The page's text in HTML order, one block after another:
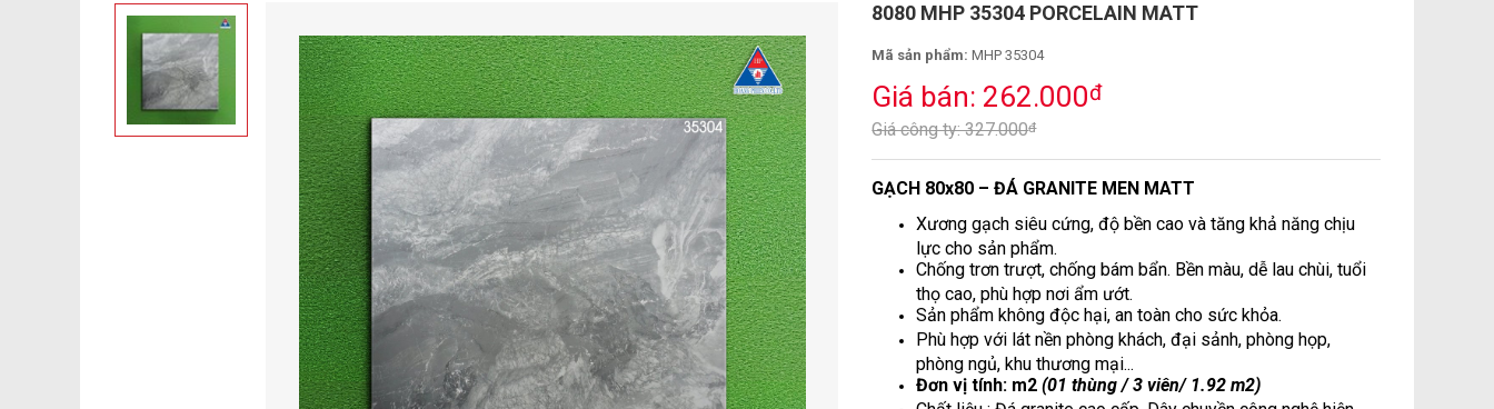
8080 MHP 35304 PORCELAIN MATT
Mã sản phẩm: MHP 35304
Giá bán: 262.000đ
Giá công ty: 327.000đ
GẠCH 80x80 – ĐÁ GRANITE MEN MATT
Xương gạch siêu cứng, độ bền cao và tăng khả năng chịu
lực cho sản phẩm.
Chống trơn trượt, chống bám bẩn. Bền màu, dễ lau chùi, tuổi
thọ cao, phù hợp nơi ẩm ướt.
Sản phẩm không độc hại, an toàn cho sức khỏa.
Phù hợp với lát nền phòng khách, đại sảnh, phòng họp,
phòng ngủ, khu thương mại...
Đơn vị tính: m2(01 thùng / 3 viên/ 1.92 m2)